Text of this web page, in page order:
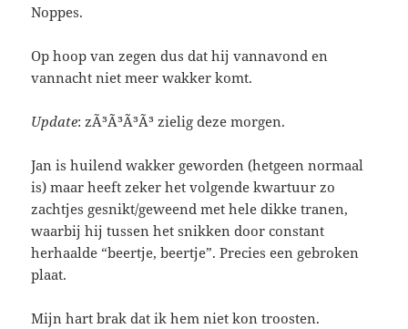
Noppes.
Op hoop van zegen dus dat hij vannavond en
vannacht niet meer wakker komt.
Update: zÃ³Ã³Ã³Ã³ zielig deze morgen.
Jan is huilend wakker geworden (hetgeen normaal
is) maar heeft zeker het volgende kwartuur zo
zachtjes gesnikt/geweend met hele dikke tranen,
waarbij hij tussen het snikken door constant
herhaalde “beertje, beertje”. Precies een gebroken
plaat.
Mijn hart brak dat ik hem niet kon troosten.